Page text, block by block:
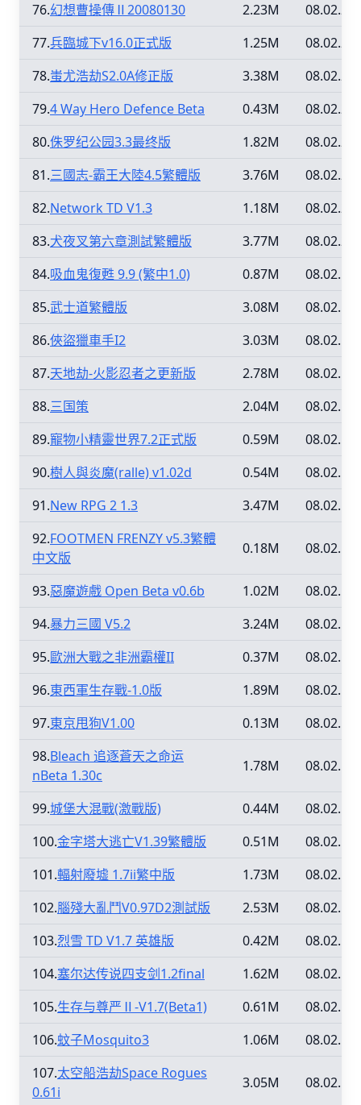
76.幻想曹操傳Ⅱ20080130 2.23M
08.02.26
77.兵臨城下v16.0正式版 1.25M
08.02.26
78.蚩尤浩劫S2.0A修正版 3.38M
08.02.21
79.4 Way Hero Defence Beta 0.43M
08.02.21
80.侏罗纪公园3.3最终版 1.82M
08.02.21
81.三國志-霸王大陸4.5繁體版 3.76M
08.02.21
82.Network TD V1.3 1.18M
08.02.21
83.犬夜叉第六章測試繁體版 3.77M
08.02.21
84.吸血鬼復甦 9.9 (繁中1.0) 0.87M
08.02.15
85.武士道繁體版 3.08M
08.02.15
86.俠盜獵車手I2 3.03M
08.02.15
87.天地劫-火影忍者之更新版 2.78M
08.02.15
88.三国策 2.04M
08.02.15
89.寵物小精靈世界7.2正式版 0.59M
08.02.15
90.樹人與炎魔(ralle) v1.02d 0.54M
08.02.15
91.New RPG 2 1.3 3.47M
08.02.12
92.FOOTMEN FRENZY v5.3繁體
中文版
0.18M 08.02.12
93.惡魔遊戲 Open Beta v0.6b 1.02M
08.02.12
94.暴力三國 V5.2 3.24M
08.02.12
95.歐洲大戰之非洲霸權II 0.37M
08.02.12
96.東西軍生存戰-1.0版 1.89M
08.02.12
97.東京甩狗V1.00 0.13M
08.02.12
98.Bleach 追逐蒼天之命运
nBeta 1.30c
1.78M 08.02.12
99.城堡大混戰(激戰版) 0.44M
08.02.12
100.金字塔大逃亡V1.39繁體版 0.51M
08.02.12
101.輻射廢墟 1.7ii繁中版 1.73M
08.02.12
102.腦殘大亂鬥V0.97D2測試版 2.53M
08.02.12
103.烈雪 TD V1.7 英雄版 0.42M
08.02.12
104.塞尔达传说四支剑1.2final 1.62M
08.02.12
105.生存与尊严Ⅱ-V1.7(Beta1) 0.61M
08.02.12
106.蚊子Mosquito3 1.06M
08.02.12
107.太空船浩劫Space Rogues
0.61i
3.05M 08.02.12